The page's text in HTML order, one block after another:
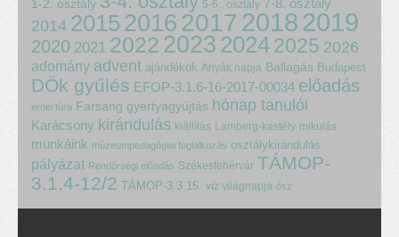
1-2. osztály 5-6.. osztály
2014 2015 2016 2017 20182019
2020 2021 2022 2023 20242025 2026
adomány advent ajándékok Anyák napja Ballagás Budapest
DÖk gyűlés EFOP-3.1.6-16-2017-00034 előadás
erdei túra Farsang gyertyagyújtás hónap tanulói
Karácsony kirándulás kiállítás Lamberg-kastély mikulás
munkáink múzeumpedagógiai foglalkozás osztálykirándulás
pályázat Rendőrségi előadás Székesfehérvár TÁMOP-
3.1.4-12/2 TÁMOP-3.3.15. víz világnapja ősz